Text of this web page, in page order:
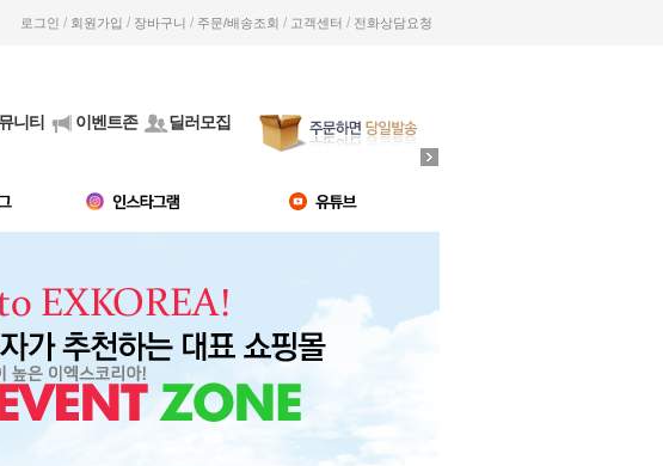
로그인 / 회원가입 / 장바구니 / 주문/배송조회 / 고객센터 / 전화상담요청
니티 이벤트존 딜러모집